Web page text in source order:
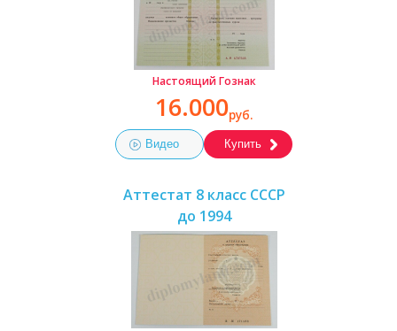
Настоящий Гознак
16.000руб.
Видео Купить
Аттестат 8 класс СССР
до 1994